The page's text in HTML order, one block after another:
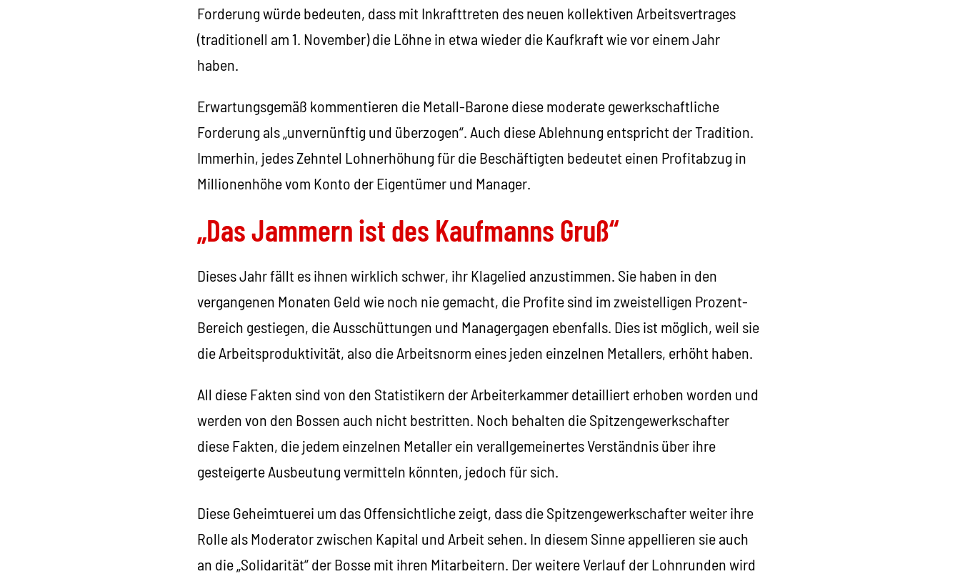
Forderung würde bedeuten, dass mit Inkrafttreten des neuen kollektiven Arbeitsvertrages
(traditionell am 1. November) die Löhne in etwa wieder die Kaufkraft wie vor einem Jahr
haben.
Erwartungsgemäß kommentieren die Metall-Barone diese moderate gewerkschaftliche
Forderung als „unvernünftig und überzogen“. Auch diese Ablehnung entspricht der Tradition.
Immerhin, jedes Zehntel Lohnerhöhung für die Beschäftigten bedeutet einen Profitabzug in
Millionenhöhe vom Konto der Eigentümer und Manager.
„Das Jammern ist des Kaufmanns Gruß“
Dieses Jahr fällt es ihnen wirklich schwer, ihr Klagelied anzustimmen. Sie haben in den
vergangenen Monaten Geld wie noch nie gemacht, die Profite sind im zweistelligen Prozent-
Bereich gestiegen, die Ausschüttungen und Managergagen ebenfalls. Dies ist möglich, weil sie
die Arbeitsproduktivität, also die Arbeitsnorm eines jeden einzelnen Metallers, erhöht haben.
All diese Fakten sind von den Statistikern der Arbeiterkammer detailliert erhoben worden und
werden von den Bossen auch nicht bestritten. Noch behalten die Spitzengewerkschafter
diese Fakten, die jedem einzelnen Metaller ein verallgemeinertes Verständnis über ihre
gesteigerte Ausbeutung vermitteln könnten, jedoch für sich.
Diese Geheimtuerei um das Offensichtliche zeigt, dass die Spitzengewerkschafter weiter ihre
Rolle als Moderator zwischen Kapital und Arbeit sehen. In diesem Sinne appellieren sie auch
an die „Solidarität“ der Bosse mit ihren Mitarbeitern. Der weitere Verlauf der Lohnrunden wird